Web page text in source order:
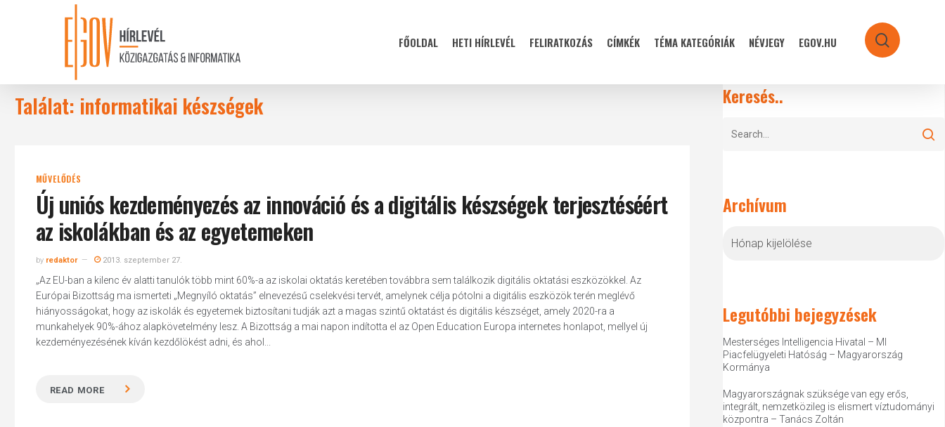
FŐOLDAL HETI HÍRLEVÉL FELIRATKOZÁS CÍMKÉK TÉMA KATEGÓRIÁK NÉVJEGY EGOV.HU search
Találat: informatikai készségek
MŰVELŐDÉS
Új uniós kezdeményezés az innováció és a digitális készségek terjesztéséért
az iskolákban és az egyetemeken
by redaktor 2013. szeptember 27.
„Az EU-ban a kilenc év alatti tanulók több mint 60%-a az iskolai oktatás keretében továbbra sem találkozik digitális oktatási eszközökkel. Az
Európai Bizottság ma ismerteti „Megnyíló oktatás” elnevezésű cselekvési tervét, amelynek célja pótolni a digitális eszközök terén meglévő
hiányosságokat, hogy az iskolák és egyetemek biztosítani tudják azt a magas szintű oktatást és digitális készséget, amely 2020-ra a
munkahelyek 90%-ához alapkövetelmény lesz. A Bizottság a mai napon indította el az Open Education Europa internetes honlapot, mellyel új
kezdeményezésének kíván kezdőlökést adni, és ahol...
READ MORE
Keresés..
Archívum
Legutóbbi bejegyzések
Mesterséges Intelligencia Hivatal – MI
Piacfelügyeleti Hatóság – Magyarország
Kormánya
Magyarországnak szüksége van egy erős,
integrált, nemzetközileg is elismert víztudományi
központra – Tanács Zoltán